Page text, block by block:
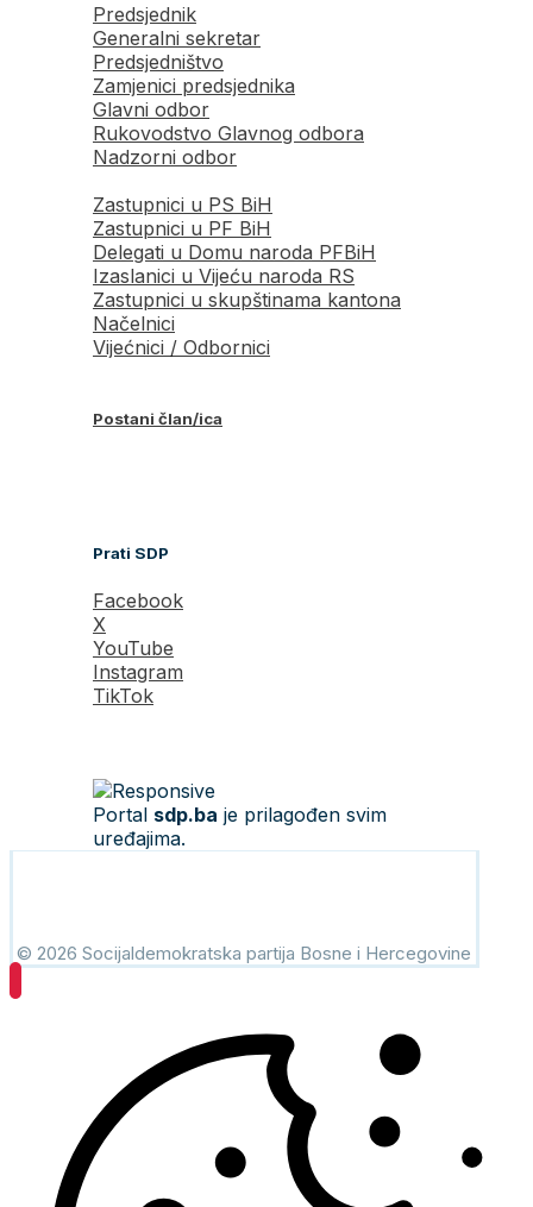
Predsjednik
Generalni sekretar
Predsjedništvo
Zamjenici predsjednika
Glavni odbor
Rukovodstvo Glavnog odbora
Nadzorni odbor
Zastupnici u PS BiH
Zastupnici u PF BiH
Delegati u Domu naroda PFBiH
Izaslanici u Vijeću naroda RS
Zastupnici u skupštinama kantona
Načelnici
Vijećnici / Odbornici
Postani član/ica
Prati SDP
Facebook
X
YouTube
Instagram
TikTok
Portal sdp.ba je prilagođen svim
uređajima.
© 2026 Socijaldemokratska partija Bosne i Hercegovine